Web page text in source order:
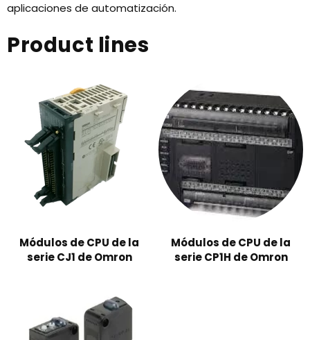
aplicaciones de automatización.
Product lines
Módulos de CPU de la
serie CJ1 de Omron
Módulos de CPU de la
serie CP1H de Omron